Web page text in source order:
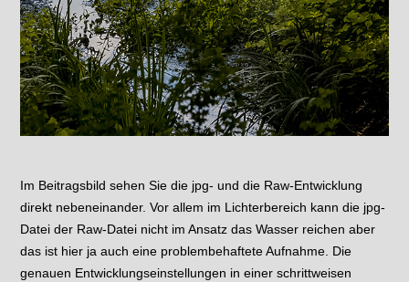
Im Beitragsbild sehen Sie die jpg- und die Raw-Entwicklung
direkt nebeneinander. Vor allem im Lichterbereich kann die jpg-
Datei der Raw-Datei nicht im Ansatz das Wasser reichen aber
das ist hier ja auch eine problembehaftete Aufnahme. Die
genauen Entwicklungseinstellungen in einer schrittweisen